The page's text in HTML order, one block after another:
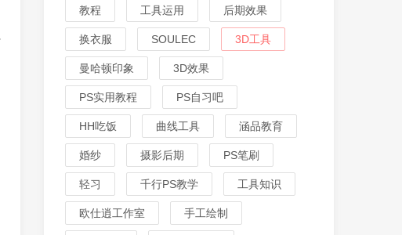
教程 工具运用 后期效果
换衣服 SOULEC 3D工具
曼哈顿印象 3D效果
PS实用教程 PS自习吧
HH吃饭 曲线工具 涵品教育
婚纱 摄影后期 PS笔刷
轻习 千行PS教学 工具知识
欧仕逍工作室 手工绘制